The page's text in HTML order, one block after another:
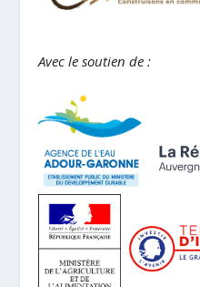
Avec le soutien de :